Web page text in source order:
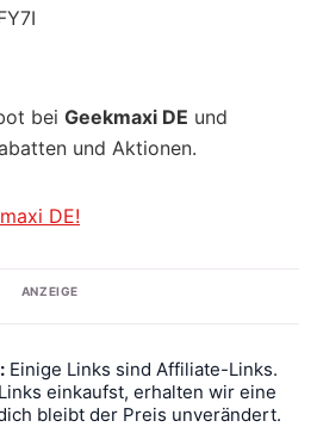
bei Geekmaxi DE und
und Aktionen.
DE!
ANZEIGE
Einige Links sind Affiliate-Links.
einkaufst, erhalten wir eine
bleibt der Preis unverändert.